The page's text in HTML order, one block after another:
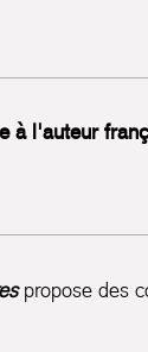
à l'auteur
propose des